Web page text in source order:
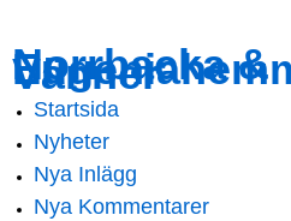
main
content
navigation
Norrbacka &
Vänner
Main menu
Startsida
Nyheter
Nya Inlägg
Nya Kommentarer